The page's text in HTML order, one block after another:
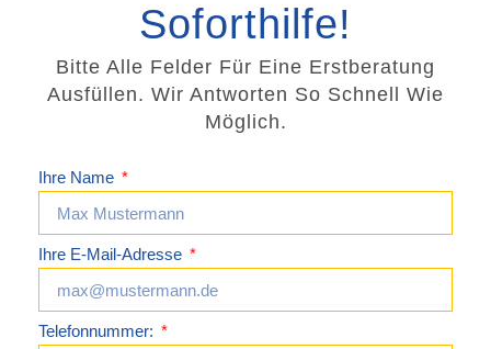
Soforthilfe!
Bitte Alle Felder Für Eine Erstberatung
Ausfüllen. Wir Antworten So Schnell Wie
Möglich.
Ihre Name
Ihre E-Mail-Adresse
Telefonnummer: